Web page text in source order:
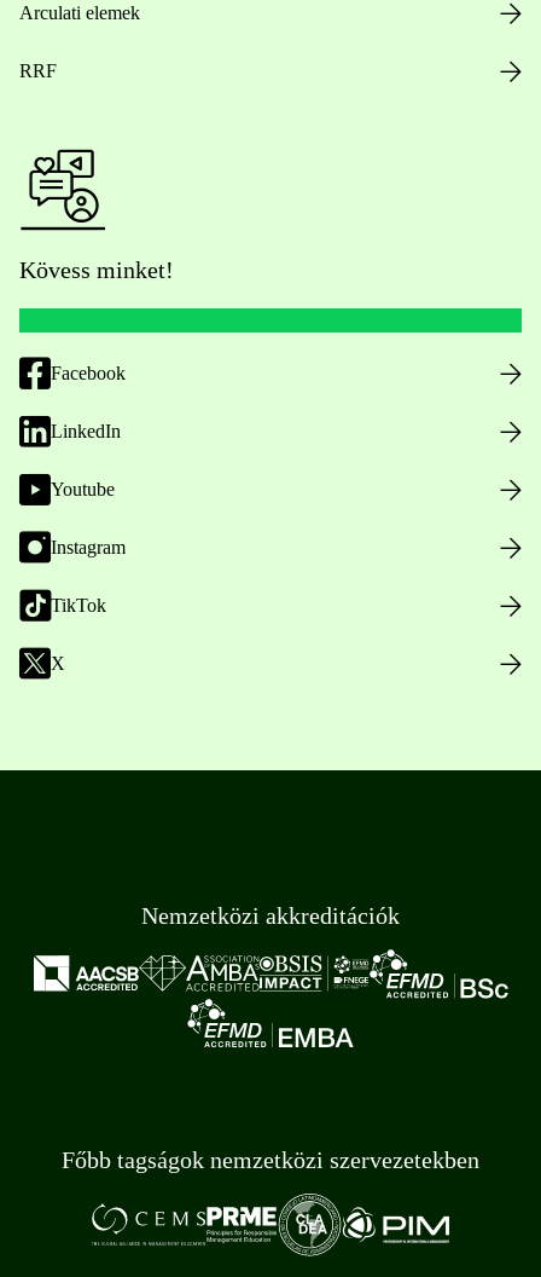
Arculati elemek
RRF
Kövess minket!
Facebook
LinkedIn
Youtube
Instagram
TikTok
X
Nemzetközi akkreditációk
Főbb tagságok nemzetközi szervezetekben